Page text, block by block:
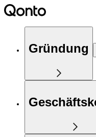
Gründung